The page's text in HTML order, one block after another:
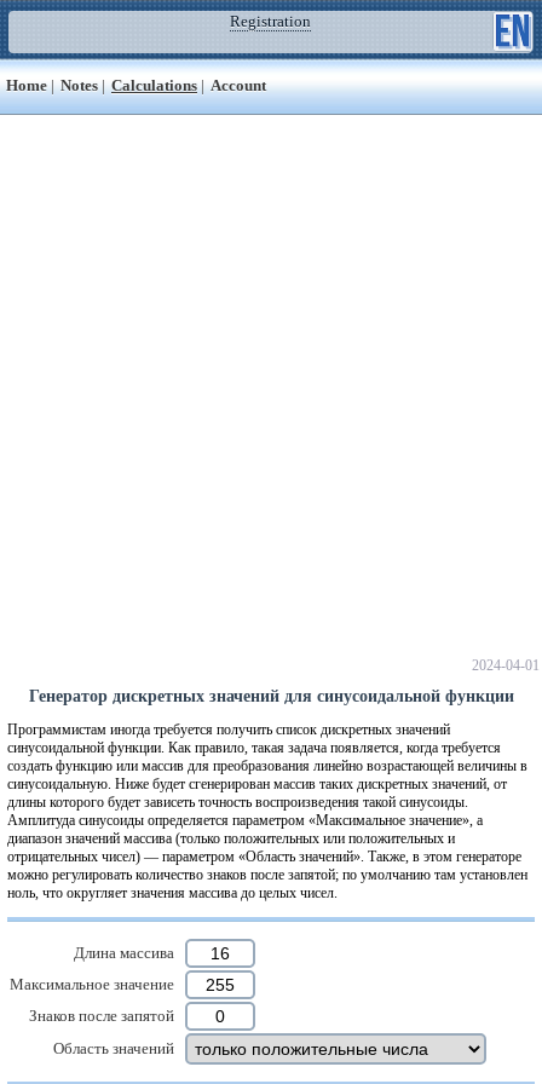
Registration
Home | Notes | Calculations | Account
2024-04-01
Генератор дискретных значений для синусоидальной функции
Программистам иногда требуется получить список дискретных значений
синусоидальной функции. Как правило, такая задача появляется, когда требуется
создать функцию или массив для преобразования линейно возрастающей величины в
синусоидальную. Ниже будет сгенерирован массив таких дискретных значений, от
длины которого будет зависеть точность воспроизведения такой синусоиды.
Амплитуда синусоиды определяется параметром «Максимальное значение», а
диапазон значений массива (только положительных или положительных и
отрицательных чисел) — параметром «Область значений». Также, в этом генераторе
можно регулировать количество знаков после запятой; по умолчанию там установлен
ноль, что округляет значения массива до целых чисел.
Длина массива
Максимальное значение
Знаков после запятой
Область значений